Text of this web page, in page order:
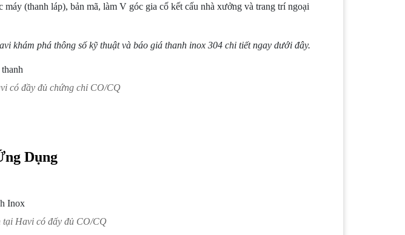
(thanh láp), bản mã, làm V góc gia cố kết cấu nhà xưởng và trang trí ngoại
khám phá thông số kỹ thuật và báo giá thanh inox 304 chi tiết ngay dưới đây.
có đầy đủ chứng chỉ CO/CQ
Dụng
Havi có đấy đủ CO/CQ